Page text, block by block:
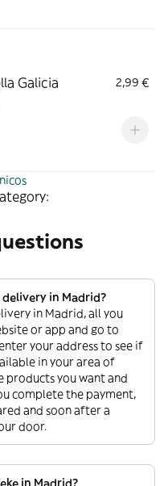
Galicia
2,99 €
delivery in Madrid?
in Madrid, all you
or app and go to
your address to see if
in your area of
products you want and
complete the payment,
and soon after a
door.
in Madrid?